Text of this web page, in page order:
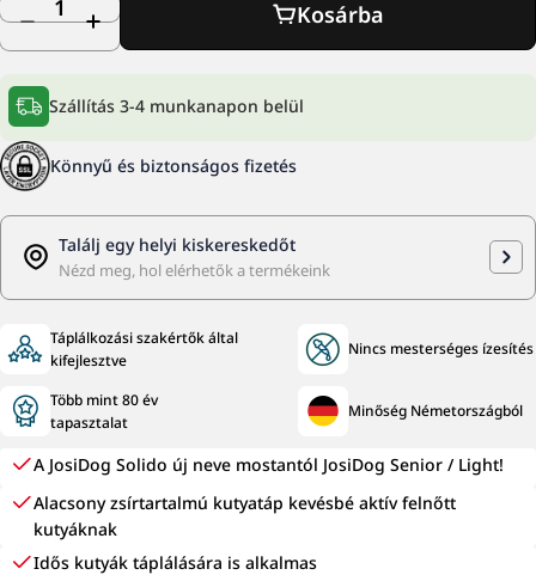
Mennyiség
Mennyiség csökkentése ehhez: JOSIDOG
Mennyiség növelése ehhez: JOSIDOG
Kosárba
Szállítás 3-4 munkanapon belül
Könnyű és biztonságos fizetés
Találj egy helyi kiskereskedőt
Nézd meg, hol elérhetők a termékeink
Táplálkozási szakértők által
kifejlesztve
Nincs mesterséges ízesítés
Több mint 80 év
tapasztalat
Minőség Németországból
A JosiDog Solido új neve mostantól JosiDog Senior / Light!
Alacsony zsírtartalmú kutyatáp kevésbé aktív felnőtt
kutyáknak
Idős kutyák táplálására is alkalmas